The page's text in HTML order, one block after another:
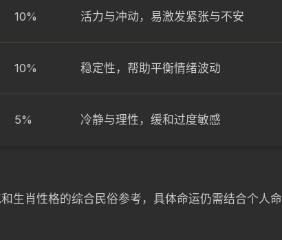
10% 活力与冲动，易激发紧张与不安
10% 稳定性，帮助平衡情绪波动
5% 冷静与理性，缓和过度敏感
生肖性格的综合民俗参考，具体命运仍需结合个人命